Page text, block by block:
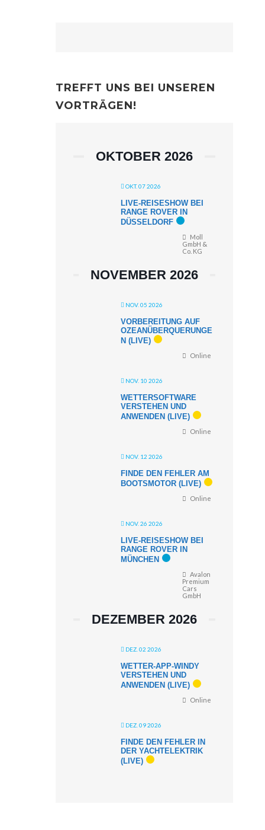
TREFFT UNS BEI UNSEREN
VORTRÄGEN!
OKTOBER 2026
OKT. 07 2026
LIVE-REISESHOW BEI
RANGE ROVER IN
DÜSSELDORF
Moll
GmbH &
Co. KG
NOVEMBER 2026
NOV. 05 2026
VORBEREITUNG AUF
OZEANÜBERQUERUNGE
N (LIVE)
Online
NOV. 10 2026
WETTERSOFTWARE
VERSTEHEN UND
ANWENDEN (LIVE)
Online
NOV. 12 2026
FINDE DEN FEHLER AM
BOOTSMOTOR (LIVE)
Online
NOV. 26 2026
LIVE-REISESHOW BEI
RANGE ROVER IN
MÜNCHEN
Avalon
Premium
Cars
GmbH
DEZEMBER 2026
DEZ. 02 2026
WETTER-APP-WINDY
VERSTEHEN UND
ANWENDEN (LIVE)
Online
DEZ. 09 2026
FINDE DEN FEHLER IN
DER YACHTELEKTRIK
(LIVE)